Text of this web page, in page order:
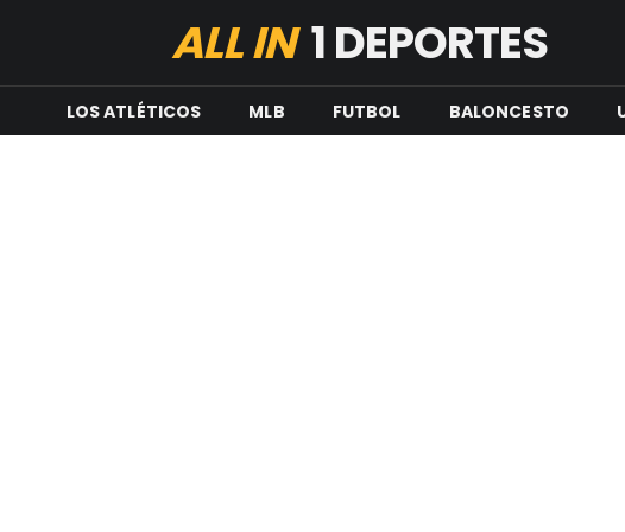
ALL IN1 DEPORTES
LOS ATLÉTICOS MLB FUTBOL BALONCESTO